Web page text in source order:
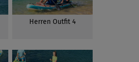
Herren Outfit 4